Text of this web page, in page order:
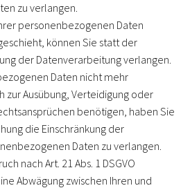
zu verlangen.
personenbezogenen Daten
können Sie statt der
der Datenverarbeitung verlangen.
Daten nicht mehr
zur Ausübung, Verteidigung oder
benötigen, haben Sie
die Einschränkung der
Daten zu verlangen.
nach Art. 21 Abs. 1 DSGVO
Abwägung zwischen Ihren und